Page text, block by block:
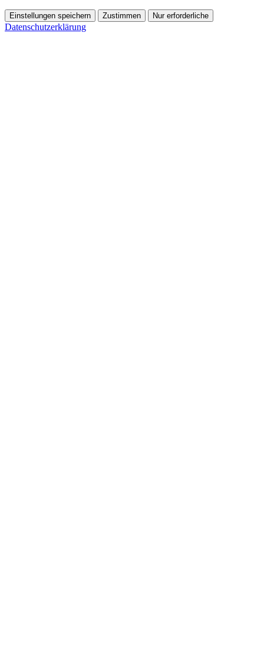
Einstellungen speichern Zustimmen Nur erforderliche
Datenschutzerklärung